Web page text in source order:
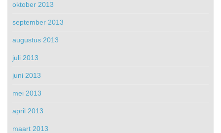
oktober 2013
september 2013
augustus 2013
juli 2013
juni 2013
mei 2013
april 2013
maart 2013